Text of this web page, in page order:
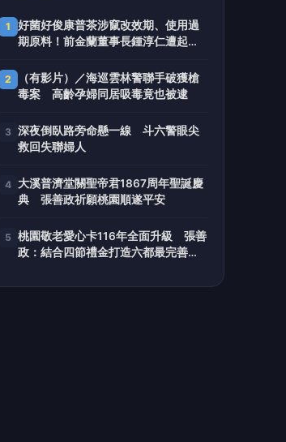
📰 同分類文章
警鳴槍示警強勢圍捕到案
內湖警與行員聯手阻詐 暖心守
住13萬元血汗錢